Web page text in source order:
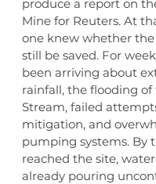
produce a report on
Mine for Reuters. At
one knew whether
still be saved. For
been arriving about
rainfall, the flooding of
Stream, failed
mitigation, and
pumping systems. By
reached the site,
already pouring